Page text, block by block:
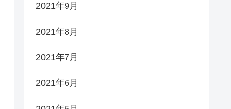
2021年9月
2021年8月
2021年7月
2021年6月